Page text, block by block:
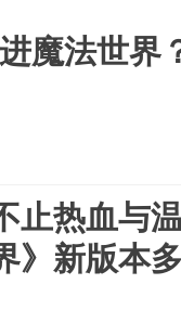
魔法世界
止热血与
》新版本